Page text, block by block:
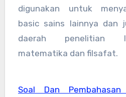
digunakan untuk
basic sains lainnya dan
daerah penelitian
matematika dan filsafat.
Soal Dan Pembahasan